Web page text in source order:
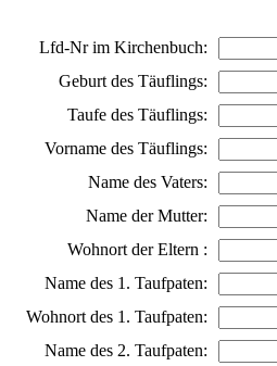
Lfd-Nr im Kirchenbuch:
Geburt des Täuflings:
Taufe des Täuflings:
Vorname des Täuflings:
Name des Vaters:
Name der Mutter:
Wohnort der Eltern :
Name des 1. Taufpaten:
Wohnort des 1. Taufpaten:
Name des 2. Taufpaten: